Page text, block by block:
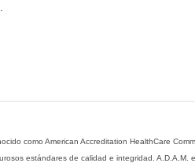
como American Accreditation HealthCare
estándares de calidad e integridad.